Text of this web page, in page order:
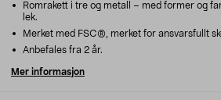
Romrakett i tre og metall – med former og
lek.
Merket med FSC®, merket for ansvarsfullt
Anbefales fra 2 år.
Mer informasjon